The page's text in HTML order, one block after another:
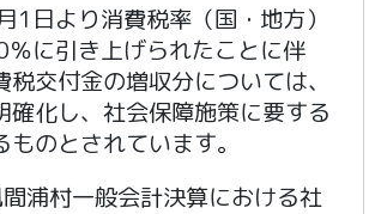
1日より消費税率（国・地方）
に引き上げられたことに伴
税交付金の増収分については、
確化し、社会保障施策に要する
のとされています。
浦村一般会計決算における社